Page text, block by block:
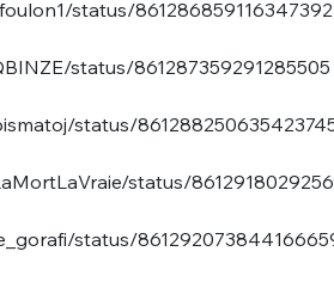
status/861286859116347392
status/861287359291285505
status/
status/
status/